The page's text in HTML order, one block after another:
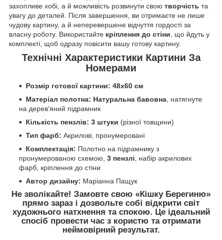
захопливе хобі, а й можливість розвинути свою творчість та
увагу до деталей. Після завершення, ви отримаєте не лише
чудову картину, а й неперевершене відчуття гордості за
власну роботу. Використайте кріплення до стіни , що йдуть у
комплекті, щоб одразу повісити вашу готову картину.
Технічні Характеристики Картини За
Номерами
Розмір готової картини: 48x60 см
Матеріал полотна: Натуральна бавовна , натягнуте
на дерев'яний підрамник
Кількість пензлів: 3 штуки (різної товщини)
Тип фарб: Акрилові, пронумеровані
Комплектація: Полотно на підрамнику з
пронумерованою схемою, 3 пензлі , набір акрилових
фарб, кріплення до стіни
Автор дизайну: Маріанна Пащук
Не зволікайте! Замовте свою «Кішку Берегиню»
прямо зараз і дозвольте собі відкрити світ
художнього натхнення та спокою. Це ідеальний
спосіб провести час з користю та отримати
неймовірний результат.